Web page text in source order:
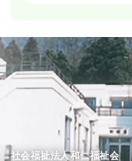
給与 37.9万円〜/月 賞
※一例
時間 8:30～17:30
（休
4週8休以上
月給37万
気になる
社会福祉法人和仁福祉会